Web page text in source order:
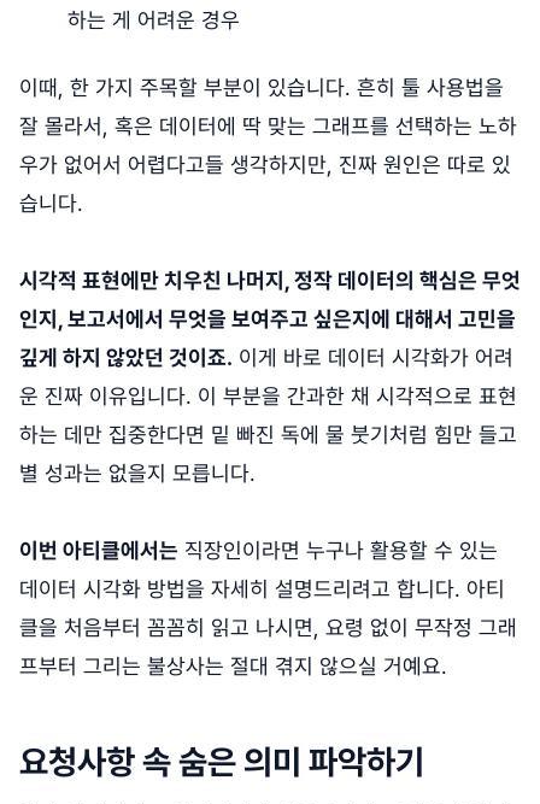
하는 게 어려운 경우
이때, 한 가지 주목할 부분이 있습니다. 흔히 툴 사용법을
잘 몰라서, 혹은 데이터에 딱 맞는 그래프를 선택하는 노하
우가 없어서 어렵다고들 생각하지만, 진짜 원인은 따로 있
습니다.
시각적 표현에만 치우친 나머지, 정작 데이터의 핵심은 무엇
인지, 보고서에서 무엇을 보여주고 싶은지에 대해서 고민을
깊게 하지 않았던 것이죠. 이게 바로 데이터 시각화가 어려
운 진짜 이유입니다. 이 부분을 간과한 채 시각적으로 표현
하는 데만 집중한다면 밑 빠진 독에 물 붓기처럼 힘만 들고
별 성과는 없을지 모릅니다.
이번 아티클에서는 직장인이라면 누구나 활용할 수 있는
데이터 시각화 방법을 자세히 설명드리려고 합니다. 아티
클을 처음부터 꼼꼼히 읽고 나시면, 요령 없이 무작정 그래
프부터 그리는 불상사는 절대 겪지 않으실 거예요.
요청사항 속 숨은 의미 파악하기